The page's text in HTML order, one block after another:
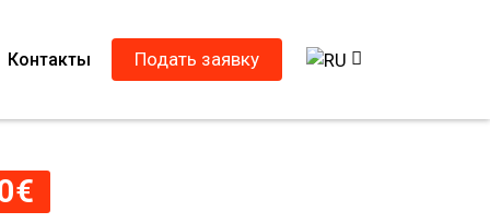
Контакты Подать заявку
€